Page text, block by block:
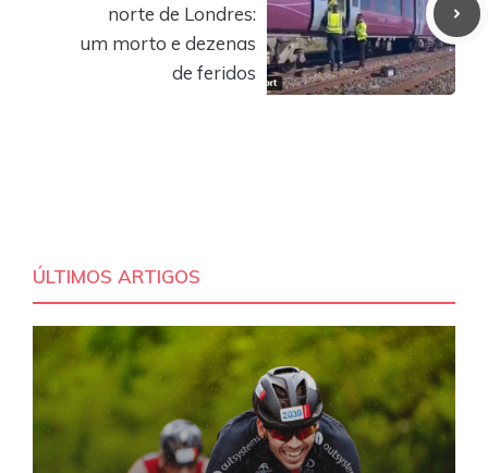
norte de Londres:
um morto e dezenas
de feridos
ÚLTIMOS ARTIGOS